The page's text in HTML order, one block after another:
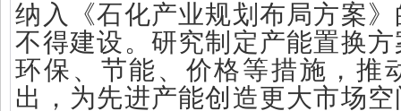
纳入《石化产业规划布局方案
不得建设。研究制定产能置换
环保、节能、价格等措施，推
出，为先进产能创造更大市场